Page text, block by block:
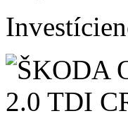
Investície